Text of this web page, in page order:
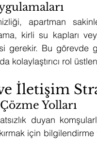
apartman
kirli su kapları
gerekir. Bu görevde
kolaylaştırıcı rol
İletişim
Yolları
duyan
için